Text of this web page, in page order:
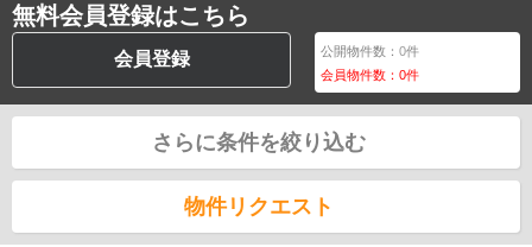
無料会員登録はこちら
会員登録 公開物件数：0件
会員物件数：0件
さらに条件を絞り込む
物件リクエスト